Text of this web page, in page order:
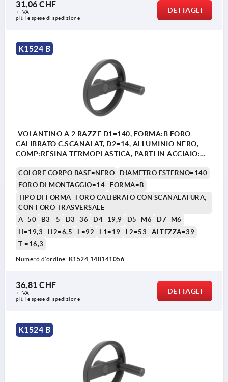
31,06 CHF
+ IVA
più le spese di spedizione
DETTAGLI
K1524 B
VOLANTINO A 2 RAZZE D1=140, FORMA:B FORO
CALIBRATO C.SCANALAT, D2=14, ALLUMINIO NERO,
COMP:RESINA TERMOPLASTICA, PARTI IN ACCIAIO:
COLORE CORPO BASE=NERO
DIAMETRO ESTERNO=140
FORO DI MONTAGGIO=14
FORMA=B
TIPO DI FORMA=FORO CALIBRATO CON SCANALATURA,
CON FORO TRASVERSALE
A=50
B3 =5 D3=36 D4=19,9 D5=M6
D7=M6
H=19,3
H2=6,5 L=92 L1=19 L2=53
ALTEZZA=39
T =16,3
Numero d’ordine: K1524.140141056
36,81 CHF
+ IVA
più le spese di spedizione
DETTAGLI
K1524 B